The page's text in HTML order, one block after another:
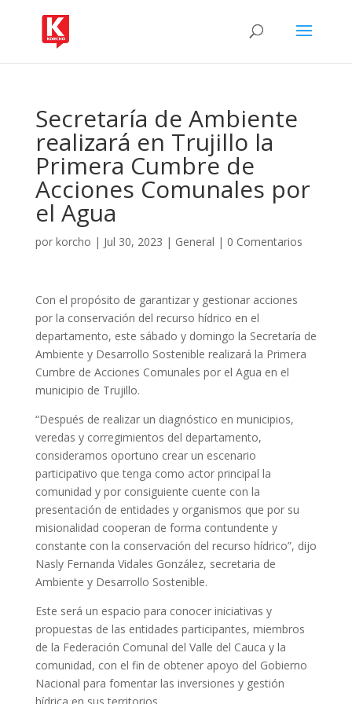
Secretaría de Ambiente
realizará en Trujillo la
Primera Cumbre de
Acciones Comunales por
el Agua
por korcho | Jul 30, 2023 | General | 0 Comentarios
Con el propósito de garantizar y gestionar acciones
por la conservación del recurso hídrico en el
departamento, este sábado y domingo la Secretaría de
Ambiente y Desarrollo Sostenible realizará la Primera
Cumbre de Acciones Comunales por el Agua en el
municipio de Trujillo.
“Después de realizar un diagnóstico en municipios,
veredas y corregimientos del departamento,
consideramos oportuno crear un escenario
participativo que tenga como actor principal la
comunidad y por consiguiente cuente con la
presentación de entidades y organismos que por su
misionalidad cooperan de forma contundente y
constante con la conservación del recurso hídrico”, dijo
Nasly Fernanda Vidales González, secretaria de
Ambiente y Desarrollo Sostenible.
Este será un espacio para conocer iniciativas y
propuestas de las entidades participantes, miembros
de la Federación Comunal del Valle del Cauca y la
comunidad, con el fin de obtener apoyo del Gobierno
Nacional para fomentar las inversiones y gestión